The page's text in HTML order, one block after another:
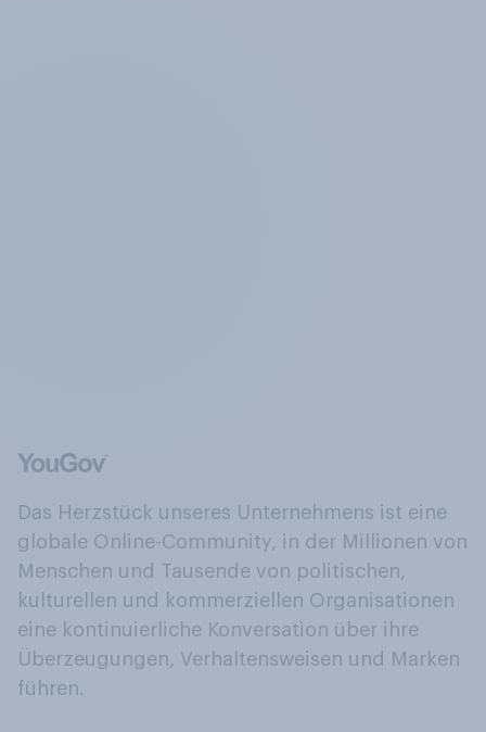
Das Herzstück unseres Unternehmens ist eine
globale Online-Community, in der Millionen von
Menschen und Tausende von politischen,
kulturellen und kommerziellen Organisationen
eine kontinuierliche Konversation über ihre
Überzeugungen, Verhaltensweisen und Marken
führen.